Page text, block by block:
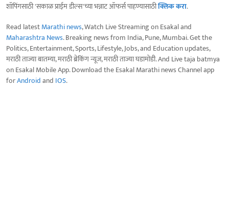
शॉपिंगसाठी 'सकाळ प्राईम डील्स'च्या भन्नाट ऑफर्स पाहण्यासाठीक्लिक करा.
Read latestMarathi news, Watch Live Streaming on Esakal and
Maharashtra News. Breaking news from India, Pune, Mumbai. Get the
Politics, Entertainment, Sports, Lifestyle, Jobs, and Education updates,
मराठी ताज्या बातम्या, मराठी ब्रेकिंग न्यूज, मराठी ताज्या घडामोडी. And Live taja batmya
on Esakal Mobile App. Download the Esakal Marathi news Channel app
forAndroidand IOS.